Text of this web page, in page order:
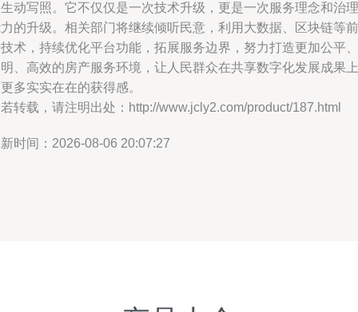
动写照。它不仅仅是一次技术升级，更是一次服务理念和治理
的升级。相关部门将继续倾听民意，利用大数据、区块链等前
术，持续优化平台功能，拓展服务边界，努力打造更加公平、
、高效的房产服务环境，让人民群众在共享数字化发展成果上
多实实在在的获得感。
转载，请注明出处：http://www.jcly2.com/product/187.html
时间：2026-08-06 20:07:27